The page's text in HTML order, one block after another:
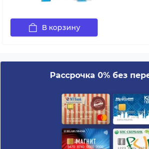
В корзину
Рассрочка 0% без